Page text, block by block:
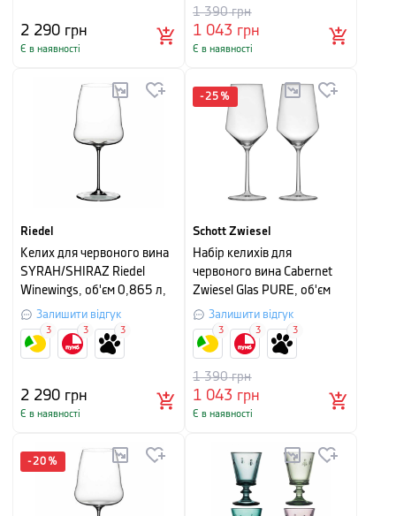
2 290 грн
Є в наявності
1 043 грн
1 390грн
Є в наявності
Riedel
Келих для червоного вина
SYRAH/SHIRAZ Riedel
Winewings, об'єм 0,865 л,
прозорий
Залишити відгук
2 290 грн
Є в наявності
3 3 3
-25 %
Schott Zwiesel
Набір келихів для
червоного вина Cabernet
Zwiesel Glas PURE, об'єм
0,550 л, прозорий, 2 шт
Залишити відгук
1 043 грн
1 390грн
Є в наявності
3 3 3
-20 %